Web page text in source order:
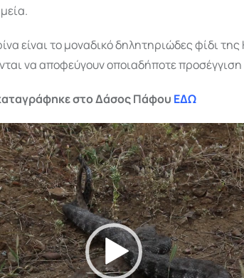
είναι το μοναδικό δηλητηριώδες φίδι της
να αποφεύγουν οποιαδήποτε
στο Δάσος Πάφου ΕΔΩ